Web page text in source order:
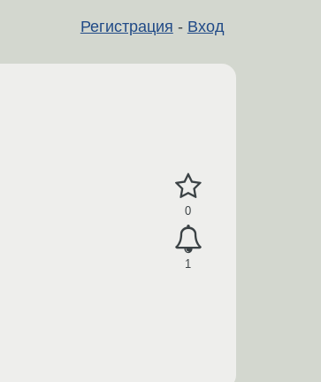
Регистрация - Вход
0
1